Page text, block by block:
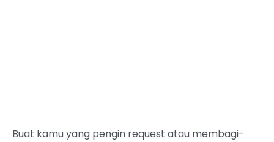
Buat kamu yang pengin request atau membagi-